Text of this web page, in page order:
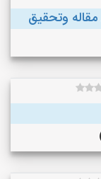
وتحقیق